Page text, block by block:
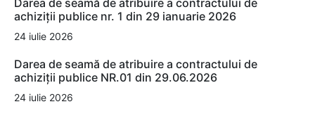
achiziții publice nr. 1 din 29 ianuarie 2026
24 iulie 2026
Darea de seamă de atribuire a contractului de
achiziții publice NR.01 din 29.06.2026
24 iulie 2026